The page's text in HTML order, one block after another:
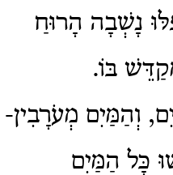
נָשְׁבָה הָרוּחַ
בּוֹ.
וְהַמַּיִם מְעֹרָבִין-
כָּל הַמַּיִם